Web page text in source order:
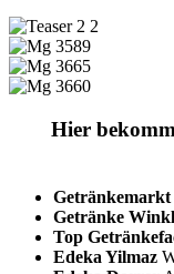
Hier
Getränke
Top
Edeka Yilmaz